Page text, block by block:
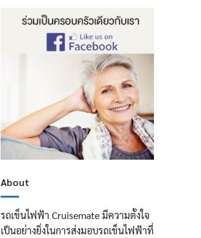
About
รถเข็นไฟฟ้า Cruisemate มีความตั้งใจ
เป็นอย่างยิ่งในการส่งมอบรถเข็นไฟฟ้าที่